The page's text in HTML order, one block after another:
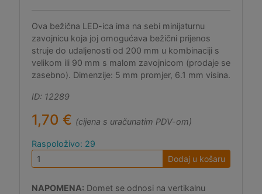
Ova bežična LED-ica ima na sebi minijaturnu
zavojnicu koja joj omogućava bežični prijenos
struje do udaljenosti od 200 mm u kombinaciji s
velikom ili 90 mm s malom zavojnicom (prodaje se
zasebno). Dimenzije: 5 mm promjer, 6.1 mm visina.
ID: 12289
1,70 € (cijena s uračunatim PDV-om)
Raspoloživo: 29
Dodaj u košaru
NAPOMENA: Domet se odnosi na vertikalnu